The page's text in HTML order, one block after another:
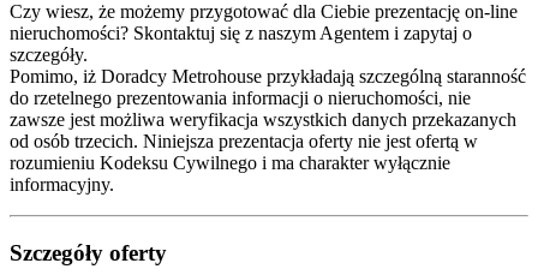
Czy wiesz, że możemy przygotować dla Ciebie prezentację on-line
nieruchomości? Skontaktuj się z naszym Agentem i zapytaj o
szczegóły.
Pomimo, iż Doradcy Metrohouse przykładają szczególną staranność
do rzetelnego prezentowania informacji o nieruchomości, nie
zawsze jest możliwa weryfikacja wszystkich danych przekazanych
od osób trzecich. Niniejsza prezentacja oferty nie jest ofertą w
rozumieniu Kodeksu Cywilnego i ma charakter wyłącznie
informacyjny.
Szczegóły oferty